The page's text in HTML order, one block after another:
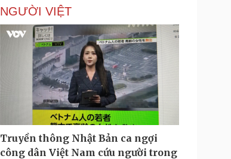
NGƯỜI VIỆT
Truyền thông Nhật Bản ca ngợi
công dân Việt Nam cứu người trong